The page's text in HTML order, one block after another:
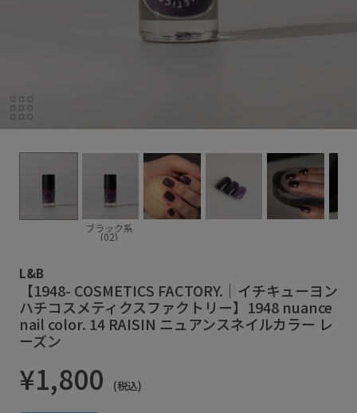
ブラック系
(02)
L&B
【1948- COSMETICS FACTORY.｜イチキューヨン
ハチコスメティクスファクトリー】1948 nuance
nail color. 14 RAISIN ニュアンスネイルカラー レ
ーズン
¥1,800 (税込)